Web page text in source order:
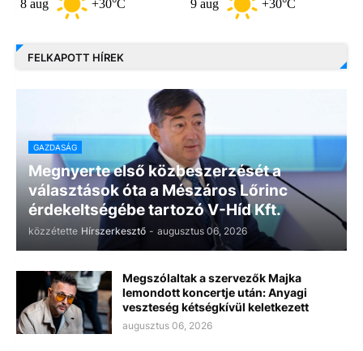
+30°C +30°C
FELKAPOTT HÍREK
GAZDASÁG
Megnyerte első közbeszerzését a
választások óta a Mészáros Lőrinc
érdekeltségébe tartozó V-Híd Kft.
közzétette Hírszerkesztő - augusztus 06, 2026
Megszólaltak a szervezők Majka
lemondott koncertje után: Anyagi
veszteség kétségkívül keletkezett
augusztus 06, 2026